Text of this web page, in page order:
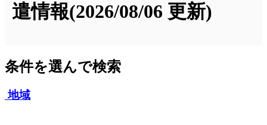
遣情報(2026/08/06 更新)
条件を選んで検索
地域